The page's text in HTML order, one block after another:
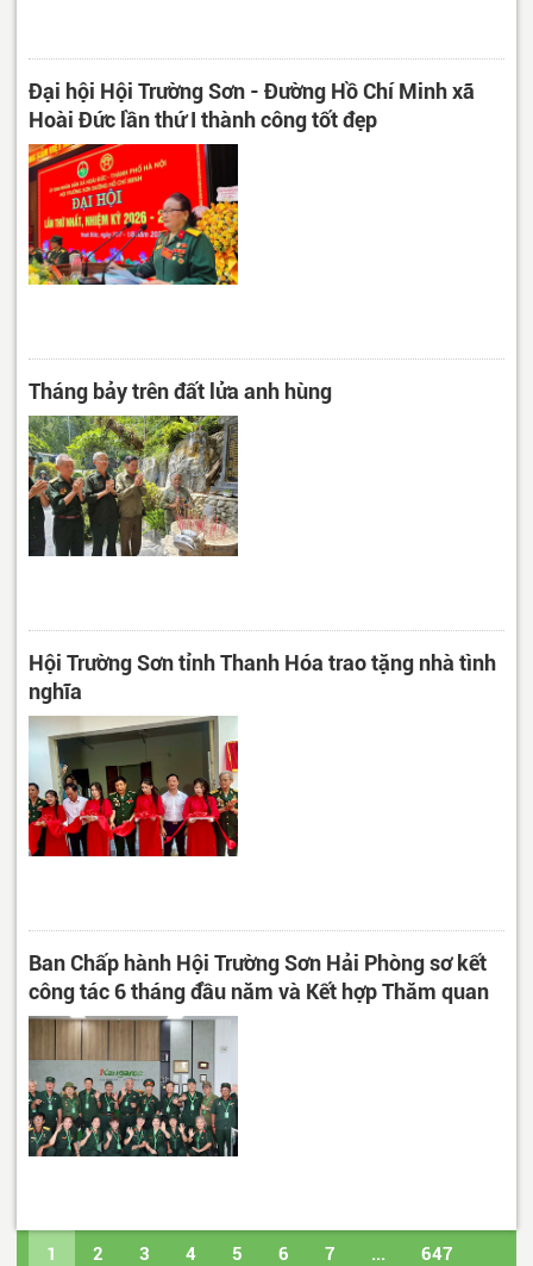
Đại hội Hội Trường Sơn - Đường Hồ Chí Minh xã
Hoài Đức lần thứ I thành công tốt đẹp
Tháng bảy trên đất lửa anh hùng
Hội Trường Sơn tỉnh Thanh Hóa trao tặng nhà tình
nghĩa
Ban Chấp hành Hội Trường Sơn Hải Phòng sơ kết
công tác 6 tháng đầu năm và Kết hợp Thăm quan
1 2 3 4 5 6 7 ... 647